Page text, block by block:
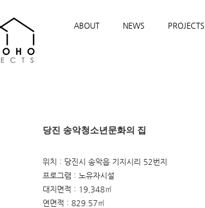
ABOUT NEWS PROJECTS
당진 송악청소년문화의 집
위치 : 당진시 송악읍 기지시리 52번지
프로그램 : 노유자시설
대지면적 : 19,348㎡
연면적 : 829.57㎡